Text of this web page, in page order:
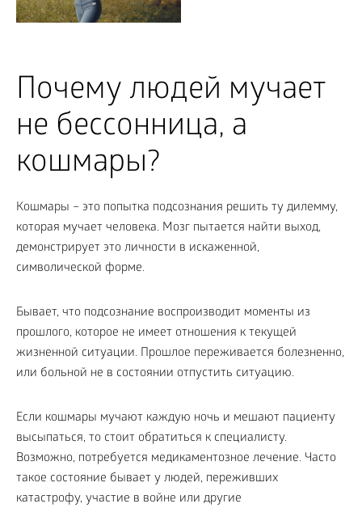
Почему людей мучает
не бессонница, а
кошмары?
Кошмары – это попытка подсознания решить ту дилемму,
которая мучает человека. Мозг пытается найти выход,
демонстрирует это личности в искаженной,
символической форме.
Бывает, что подсознание воспроизводит моменты из
прошлого, которое не имеет отношения к текущей
жизненной ситуации. Прошлое переживается болезненно,
или больной не в состоянии отпустить ситуацию.
Если кошмары мучают каждую ночь и мешают пациенту
высыпаться, то стоит обратиться к специалисту.
Возможно, потребуется медикаментозное лечение. Часто
такое состояние бывает у людей, переживших
катастрофу, участие в войне или другие